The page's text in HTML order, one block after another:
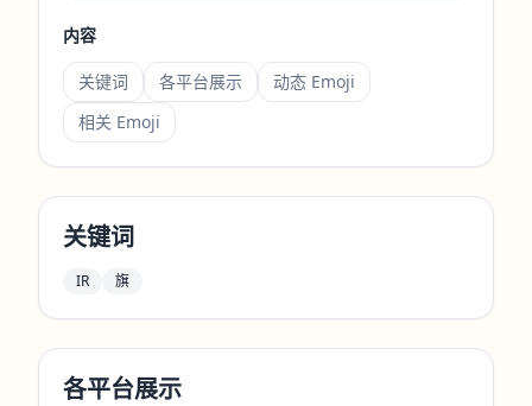
内容
关键词 各平台展示
动态 Emoji
相关 Emoji
关键词
IR 旗
各平台展示